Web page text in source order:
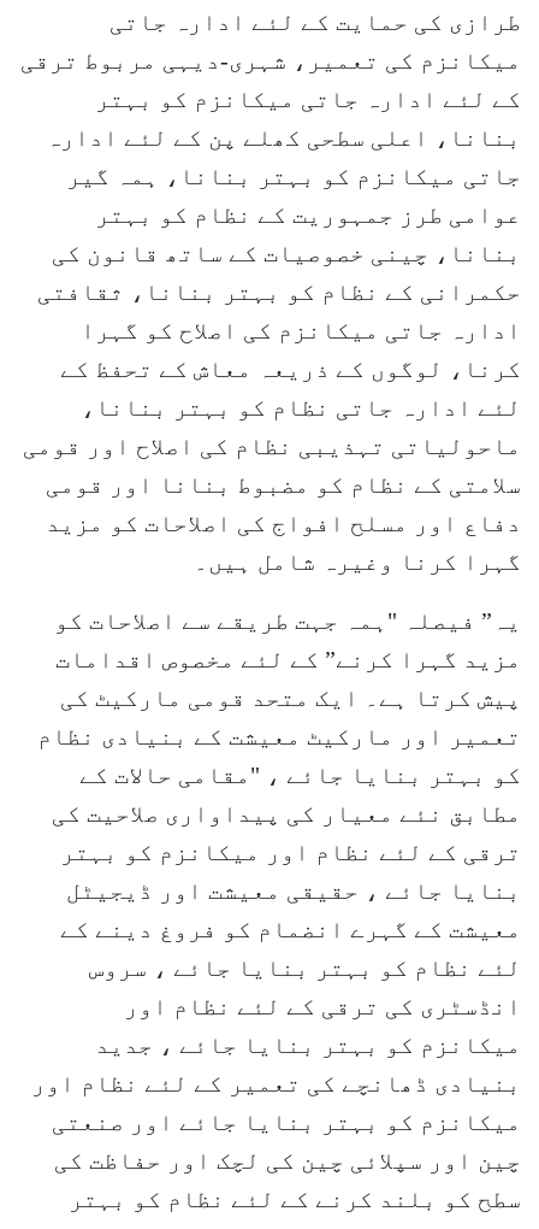
طرازی کی حمایت کے لئے ادارہ جاتی
میکانزم کی تعمیر، شہری-دیہی مربوط ترقی
کے لئے ادارہ جاتی میکانزم کو بہتر
بنانا، اعلی سطحی کھلے پن کے لئے ادارہ
جاتی میکانزم کو بہتر بنانا، ہمہ گیر
عوامی طرز جمہوریت کے نظام کو بہتر
بنانا، چینی خصوصیات کے ساتھ قانون کی
حکمرانی کے نظام کو بہتر بنانا، ثقافتی
ادارہ جاتی میکانزم کی اصلاح کو گہرا
کرنا، لوگوں کے ذریعہ معاش کے تحفظ کے
لئے ادارہ جاتی نظام کو بہتر بنانا،
ماحولیاتی تہذیبی نظام کی اصلاح اور قومی
سلامتی کے نظام کو مضبوط بنانا اور قومی
دفاع اور مسلح افواج کی اصلاحات کو مزید
گہرا کرنا وغیرہ شامل ہیں۔
یہ” فیصلہ "ہمہ جہت طریقے سے اصلاحات کو
مزید گہرا کرنے” کے لئے مخصوص اقدامات
پیش کرتا ہے۔ ایک متحد قومی مارکیٹ کی
تعمیر اور مارکیٹ معیشت کے بنیادی نظام
کو بہتر بنایا جائے ، "مقامی حالات کے
مطابق نئے معیار کی پیداواری صلاحیت کی
ترقی کے لئے نظام اور میکانزم کو بہتر
بنایا جائے ، حقیقی معیشت اور ڈیجیٹل
معیشت کے گہرے انضمام کو فروغ دینے کے
لئے نظام کو بہتر بنایا جائے ، سروس
انڈسٹری کی ترقی کے لئے نظام اور
میکانزم کو بہتر بنایا جائے ، جدید
بنیادی ڈھانچے کی تعمیر کے لئے نظام اور
میکانزم کو بہتر بنایا جائے اور صنعتی
چین اور سپلائی چین کی لچک اور حفاظت کی
سطح کو بلند کرنے کے لئے نظام کو بہتر